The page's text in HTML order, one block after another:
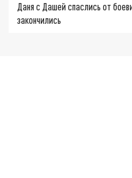
Даня с Дашей спаслись от
закончились